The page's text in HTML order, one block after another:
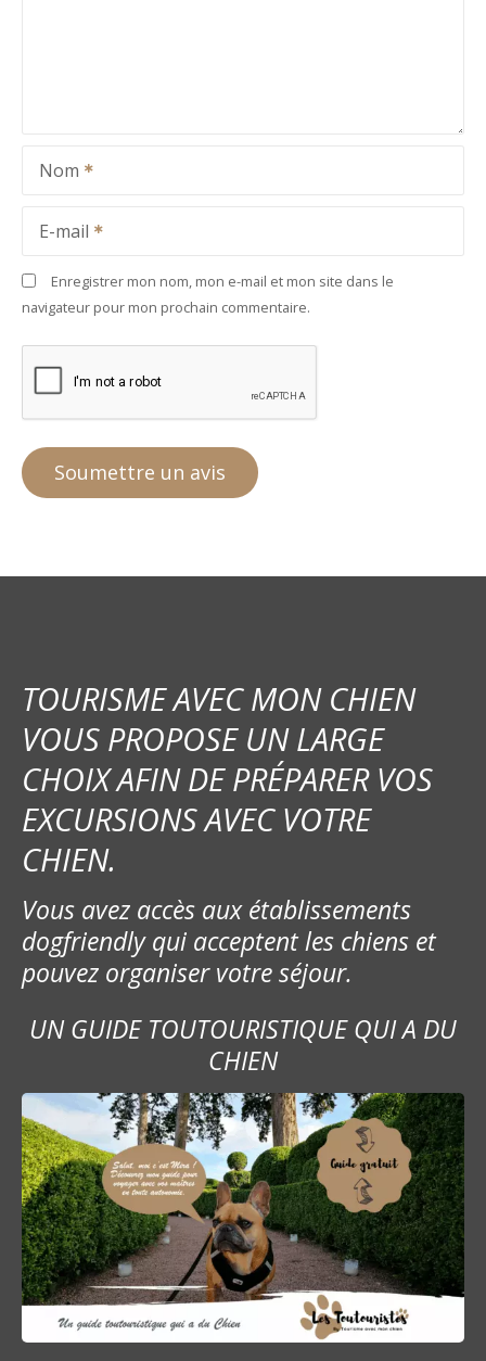
Nom
E-mail
Enregistrer mon nom, mon e-mail et mon site dans le
navigateur pour mon prochain commentaire.
TOURISME AVEC MON CHIEN
VOUS PROPOSE UN LARGE
CHOIX AFIN DE PRÉPARER VOS
EXCURSIONS AVEC VOTRE
CHIEN.
Vous avez accès aux établissements
dogfriendly qui acceptent les chiens et
pouvez organiser votre séjour.
UN GUIDE TOUTOURISTIQUE QUI A DU
CHIEN